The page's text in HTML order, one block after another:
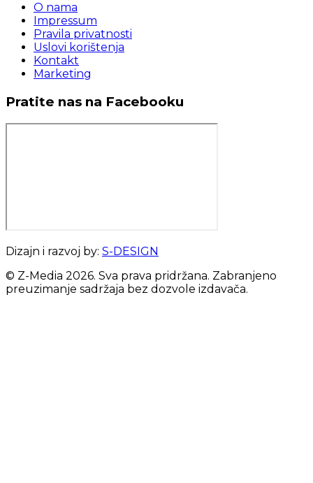
O nama
Impressum
Pravila privatnosti
Uslovi korištenja
Kontakt
Marketing
Pratite nas na Facebooku
Dizajn i razvoj by: S-DESIGN
© Z-Media 2026. Sva prava pridržana. Zabranjeno
preuzimanje sadržaja bez dozvole izdavača.